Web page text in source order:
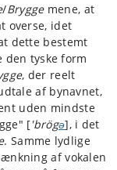
/Bryggemene, at
overse, idet
dette bestemt
den tyske form
, der reelt
af bynavnet,
uden mindste
['brögə], i det
. Samme lydlige
af vokalen